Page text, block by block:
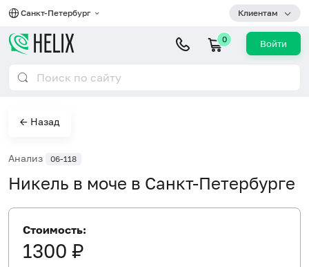
Санкт-Петербург Клиентам
0 Войти
← Назад
Анализ 06-118
Никель в моче в Санкт-Петербурге
Стоимость:
1300 ₽